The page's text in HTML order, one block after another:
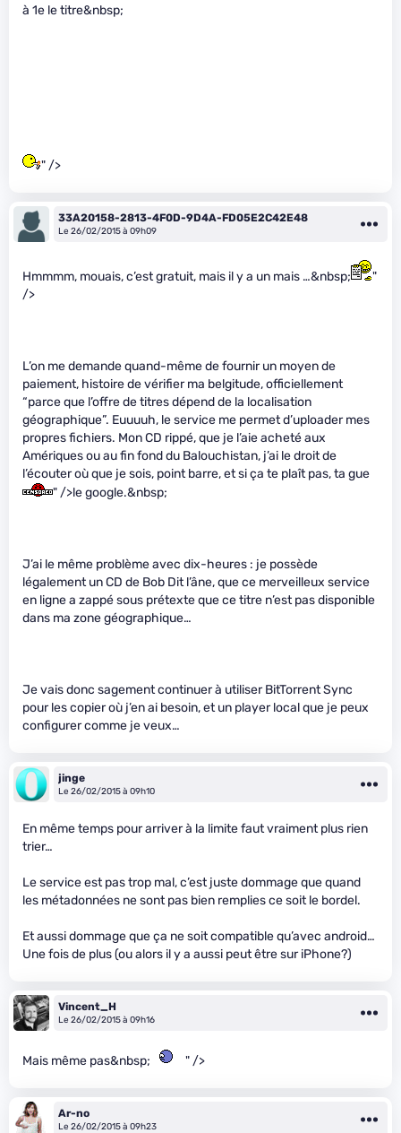
à 1e le titre&nbsp;
" />
33A20158-2813-4F0D-9D4A-FD05E2C42E48
Le 26/02/2015 à 09h09
Hmmmm, mouais, c’est gratuit, mais il y a un mais …&nbsp;
"
/>
L’on me demande quand-même de fournir un moyen de
paiement, histoire de vérifier ma belgitude, officiellement
“parce que l’offre de titres dépend de la localisation
géographique”. Euuuuh, le service me permet d’uploader mes
propres fichiers. Mon CD rippé, que je l’aie acheté aux
Amériques ou au fin fond du Balouchistan, j’ai le droit de
l’écouter où que je sois, point barre, et si ça te plaît pas, ta gue
" />le google.&nbsp;
J’ai le même problème avec dix-heures : je possède
légalement un CD de Bob Dit l’âne, que ce merveilleux service
en ligne a zappé sous prétexte que ce titre n’est pas disponible
dans ma zone géographique…
Je vais donc sagement continuer à utiliser BitTorrent Sync
pour les copier où j’en ai besoin, et un player local que je peux
configurer comme je veux…
jinge
Le 26/02/2015 à 09h10
En même temps pour arriver à la limite faut vraiment plus rien
trier…
Le service est pas trop mal, c’est juste dommage que quand
les métadonnées ne sont pas bien remplies ce soit le bordel.
Et aussi dommage que ça ne soit compatible qu’avec android…
Une fois de plus (ou alors il y a aussi peut être sur iPhone?)
Vincent_H
Le 26/02/2015 à 09h16
Mais même pas&nbsp; " />
Ar-no
Le 26/02/2015 à 09h23